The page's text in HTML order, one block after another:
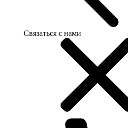
Связаться с нами